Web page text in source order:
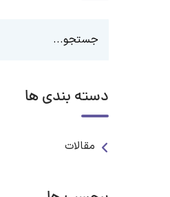
دسته بندی ها
مقالات